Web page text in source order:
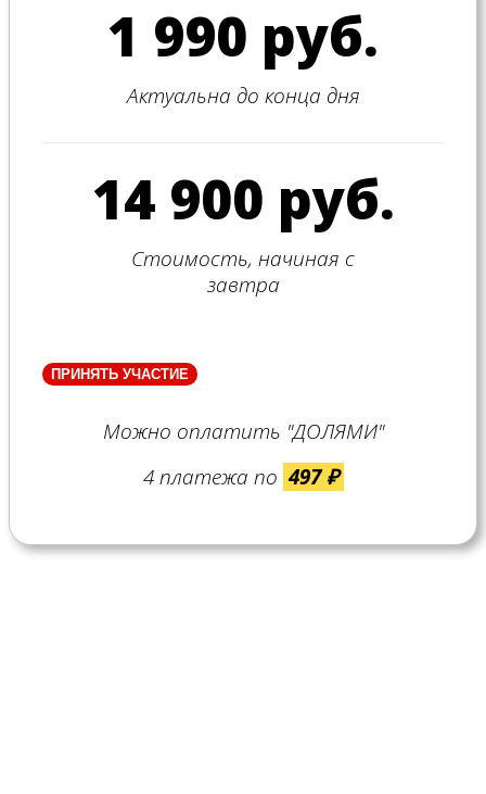
1 990 руб.
Актуальна до конца дня
14 900 руб.
Стоимость, начиная с
завтра
ПРИНЯТЬ УЧАСТИЕ
Можно оплатить "ДОЛЯМИ"
4 платежа по 497 ₽